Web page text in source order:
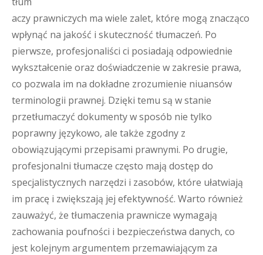
aczy prawniczych ma wiele zalet, które mogą znacząco
wpłynąć na jakość i skuteczność tłumaczeń. Po
pierwsze, profesjonaliści ci posiadają odpowiednie
wykształcenie oraz doświadczenie w zakresie prawa,
co pozwala im na dokładne zrozumienie niuansów
terminologii prawnej. Dzięki temu są w stanie
przetłumaczyć dokumenty w sposób nie tylko
poprawny językowo, ale także zgodny z
obowiązującymi przepisami prawnymi. Po drugie,
profesjonalni tłumacze często mają dostęp do
specjalistycznych narzędzi i zasobów, które ułatwiają
im pracę i zwiększają jej efektywność. Warto również
zauważyć, że tłumaczenia prawnicze wymagają
zachowania poufności i bezpieczeństwa danych, co
jest kolejnym argumentem przemawiającym za